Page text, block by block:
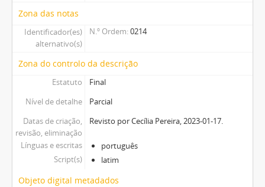
Zona das notas
Identificador(es)
alternativo(s)
N.º Ordem 0214
Zona do controlo da descrição
Estatuto
Final
Nível de detalhe
Parcial
Datas de criação,
revisão, eliminação
Revisto por Cecília Pereira, 2023-01-17.
Línguas e escritas
português
Script(s)
latim
Objeto digital metadados